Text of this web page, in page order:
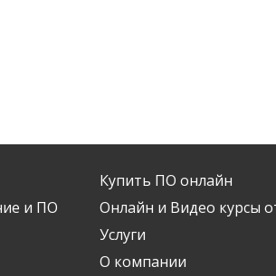
и ПО
Купить ПО онлайн
Онлайн и Видео курсы
Услуги
О компании